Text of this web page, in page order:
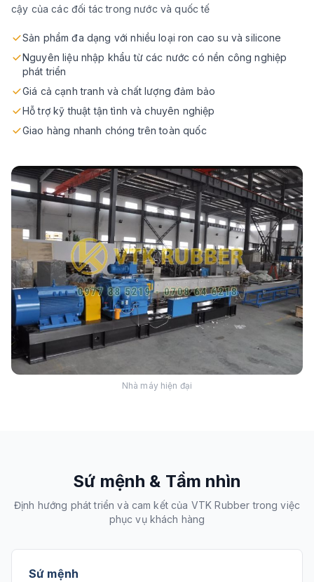
cậy của các đối tác trong nước và quốc tế
Sản phẩm đa dạng với nhiều loại ron cao su và silicone
Nguyên liệu nhập khẩu từ các nước có nền công nghiệp
phát triển
Giá cả cạnh tranh và chất lượng đảm bảo
Hỗ trợ kỹ thuật tận tình và chuyên nghiệp
Giao hàng nhanh chóng trên toàn quốc
Nhà máy hiện đại
Sứ mệnh & Tầm nhìn
Định hướng phát triển và cam kết của VTK Rubber trong việc
phục vụ khách hàng
Sứ mệnh